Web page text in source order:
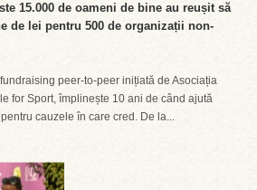
15.000 de oameni de bine au reușit să
de lei pentru 500 de organizații non-
peer-to-peer inițiată de Asociația
for Sport, împlinește 10 ani de când ajută
cauzele în care cred. De la...